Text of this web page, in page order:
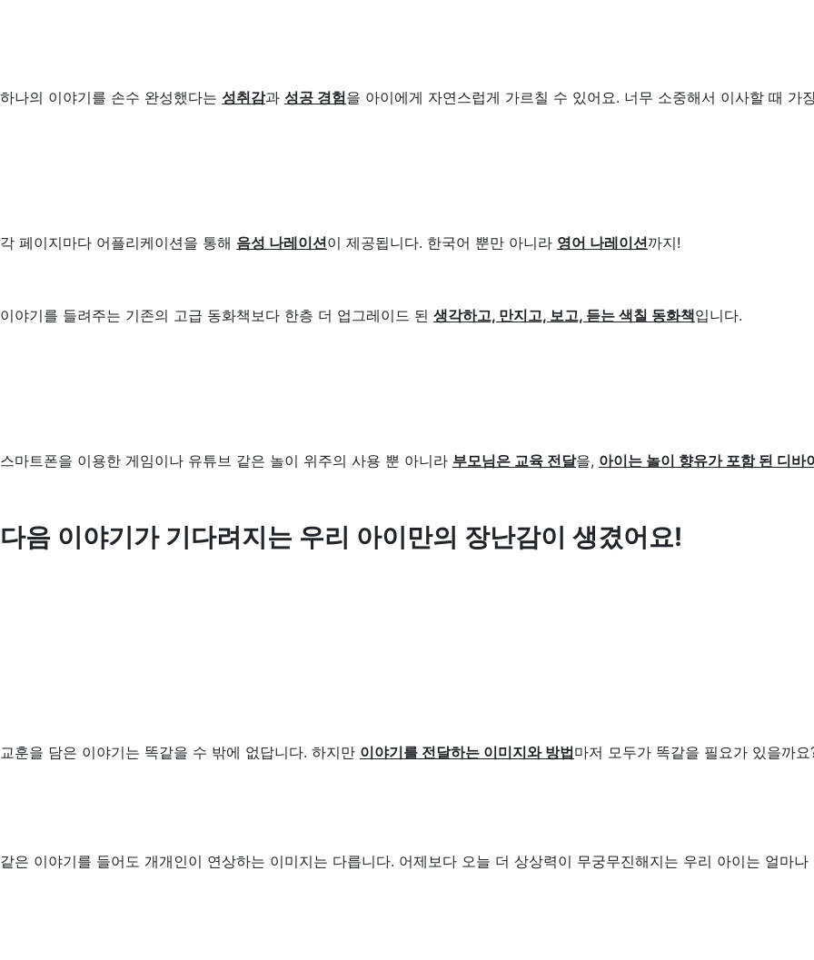
하나의 이야기를 손수 완성했다는 성취감과 성공 경험을 아이에게 자연스럽게 가르칠 수 있어요. 너무 소중해서 이사할 때 가
각 페이지마다 어플리케이션을 통해 음성 나레이션이 제공됩니다. 한국어 뿐만 아니라 영어 나레이션까지!
이야기를 들려주는 기존의 고급 동화책보다 한층 더 업그레이드 된 생각하고, 만지고, 보고, 듣는 색칠 동화책입니다.
스마트폰을 이용한 게임이나 유튜브 같은 놀이 위주의 사용 뿐 아니라 부모님은 교육 전달을, 아이는 놀이 향유가 포함 된 디바
다음 이야기가 기다려지는 우리 아이만의 장난감이 생겼어요!
교훈을 담은 이야기는 똑같을 수 밖에 없답니다. 하지만 이야기를 전달하는 이미지와 방법마저 모두가 똑같을 필요가 있을까요
같은 이야기를 들어도 개개인이 연상하는 이미지는 다릅니다. 어제보다 오늘 더 상상력이 무궁무진해지는 우리 아이는 얼마나